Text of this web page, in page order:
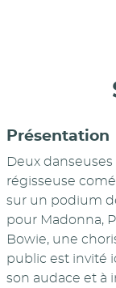
Panneau de
Présentation
Deux
régisseuse
sur un podium
pour Madonna,
Bowie, une
public est invité
son audace et à